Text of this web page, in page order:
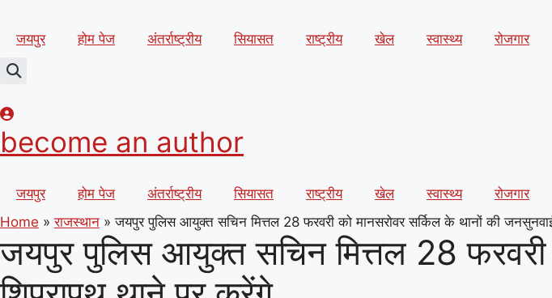
content
जयपुर होम पेज अंतर्राष्ट्रीय सियासत राष्ट्रीय खेल स्वास्थ्य रोजगार
become an author
जयपुर होम पेज अंतर्राष्ट्रीय सियासत राष्ट्रीय खेल स्वास्थ्य रोजगार
Home » राजस्थान » जयपुर पुलिस आयुक्त सचिन मित्तल 28 फरवरी को मानसरोवर सर्किल के थानों की
जयपुर पुलिस आयुक्त सचिन मित्तल 28 फरवरी